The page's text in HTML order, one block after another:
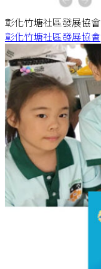
彰化竹塘社區發展協會
彰化竹塘社區發展協會